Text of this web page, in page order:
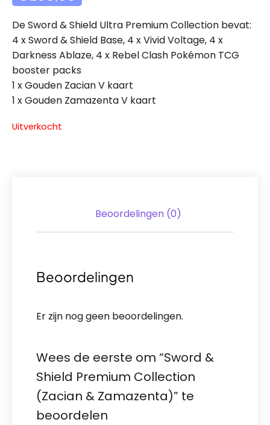
De Sword & Shield Ultra Premium Collection bevat:
4 x Sword & Shield Base, 4 x Vivid Voltage, 4 x
Darkness Ablaze, 4 x Rebel Clash Pokémon TCG
booster packs
1 x Gouden Zacian V kaart
1 x Gouden Zamazenta V kaart
Uitverkocht
Beoordelingen (0)
Beoordelingen
Er zijn nog geen beoordelingen.
Wees de eerste om “Sword &
Shield Premium Collection
(Zacian & Zamazenta)” te
beoordelen